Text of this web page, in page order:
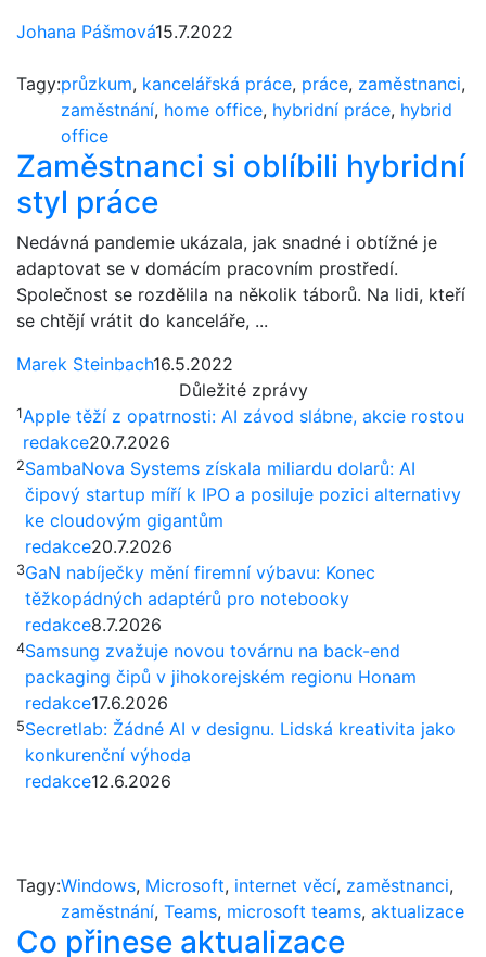
Johana Pášmová15.7.2022
Tagy:průzkum, kancelářská práce, práce, zaměstnanci,
zaměstnání, home office, hybridní práce, hybrid
office
Zaměstnanci si oblíbili hybridní
styl práce
Nedávná pandemie ukázala, jak snadné i obtížné je
adaptovat se v domácím pracovním prostředí.
Společnost se rozdělila na několik táborů. Na lidi, kteří
se chtějí vrátit do kanceláře, ...
Marek Steinbach16.5.2022
Důležité zprávy
1Apple těží z opatrnosti: AI závod slábne, akcie rostou
redakce20.7.2026
2SambaNova Systems získala miliardu dolarů: AI
čipový startup míří k IPO a posiluje pozici alternativy
ke cloudovým gigantům
redakce20.7.2026
3GaN nabíječky mění firemní výbavu: Konec
těžkopádných adaptérů pro notebooky
redakce8.7.2026
4Samsung zvažuje novou továrnu na back-end
packaging čipů v jihokorejském regionu Honam
redakce17.6.2026
5Secretlab: Žádné AI v designu. Lidská kreativita jako
konkurenční výhoda
redakce12.6.2026
Tagy:Windows, Microsoft, internet věcí, zaměstnanci,
zaměstnání, Teams, microsoft teams, aktualizace
Co přinese aktualizace